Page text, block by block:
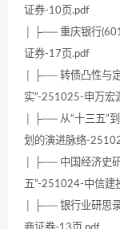
证券-10页.pdf
│ ├── 重庆银行
证券-17页.pdf
│ ├── 转债凸性与
实”-251025-申万宏
│ ├── 从“十三五”
划的演进脉络-
│ ├── 中国经济史
五”-251024-中信建
│ ├── 银行业研思